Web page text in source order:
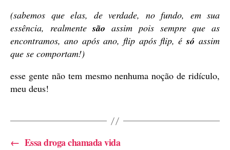
(sabemos que elas, de verdade, no fundo, em sua
essência, realmentesão assim pois sempre que as
encontramos, ano após ano, flip após flip, ésó assim
que se comportam!)
esse gente não tem mesmo nenhuma noção de ridículo,
meu deus!
← Essa droga chamada vida